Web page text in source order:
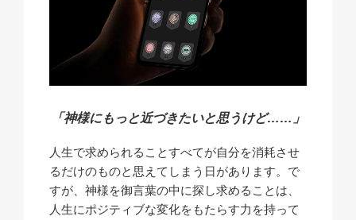
「神様にもっと近づきたいと思うけど……」
人生で求められることすべてが自分を消耗させ
るだけのものと思えてしまう日があります。で
すが、神様を御言葉の中に探し求めることは、
人生にポジティブな変化をもたらす力を持って